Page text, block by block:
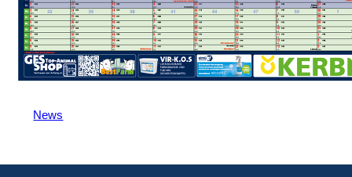
News